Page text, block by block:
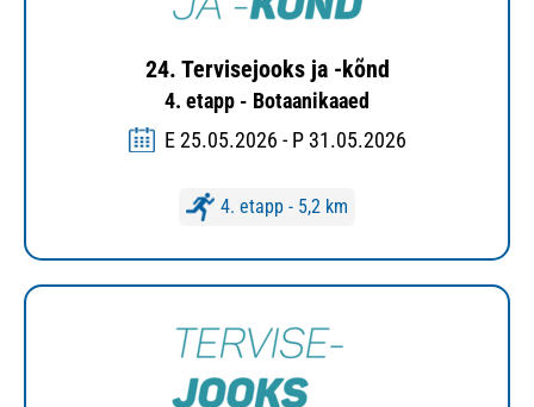
24. Tervisejooks ja -kõnd
4. etapp - Botaanikaaed
E 25.05.2026 - P 31.05.2026
4. etapp - 5,2 km